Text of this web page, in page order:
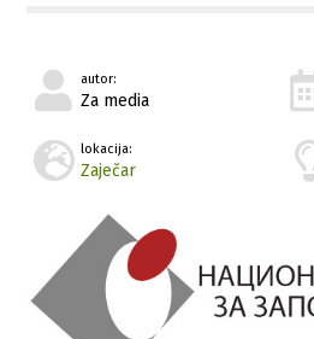
autor:
Za media
lokacija:
Zaječar